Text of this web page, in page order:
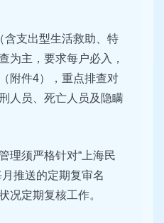
含支出型生活救助、特
为主，要求每户必入，
附件4），重点排查对
人员、死亡人员及隐瞒
理须严格针对“上海民
推送的定期复审名
况定期复核工作。